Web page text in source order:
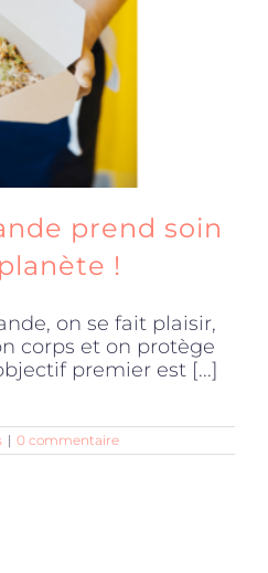
prend soin
!
on se fait plaisir,
corps et on protège
premier est [...]
| 0 commentaire